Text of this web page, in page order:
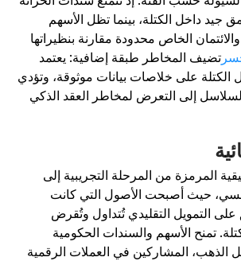
داخل الكتلة، بينما تظل الأسهم
الخاص محدودة مقارنة بنظيراتها
تضيف المخاطر طبقة إضافية: يعتمد
على خلاصات بيانات موثوقة، وتؤدي
إلى التعرض لمخاطر العقد الذكي
من المرحلة التجريبية إلى
حيث أصبحت الأصول التي كانت
التقليدي تُتداول وتُقرض
تمنح الأسهم والسندات الحكومية
المشاركين في العملات الرقمية